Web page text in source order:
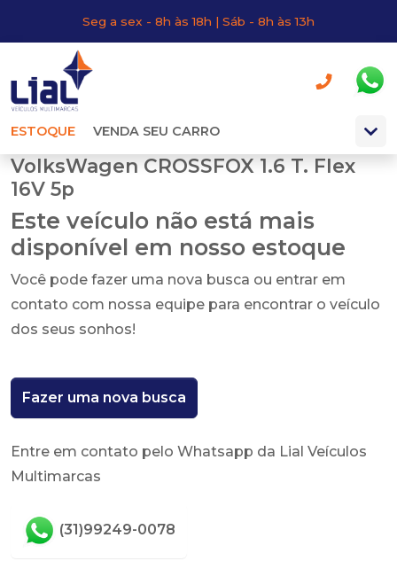
Seg a sex - 8h às 18h | Sáb - 8h às 13h
ESTOQUE VENDA SEU CARRO
VolksWagen CROSSFOX 1.6 T. Flex
16V 5p
Este veículo não está mais
disponível em nosso estoque
Você pode fazer uma nova busca ou entrar em
contato com nossa equipe para encontrar o veículo
dos seus sonhos!
Fazer uma nova busca
Entre em contato pelo Whatsapp da Lial Veículos
Multimarcas
(31)99249-0078